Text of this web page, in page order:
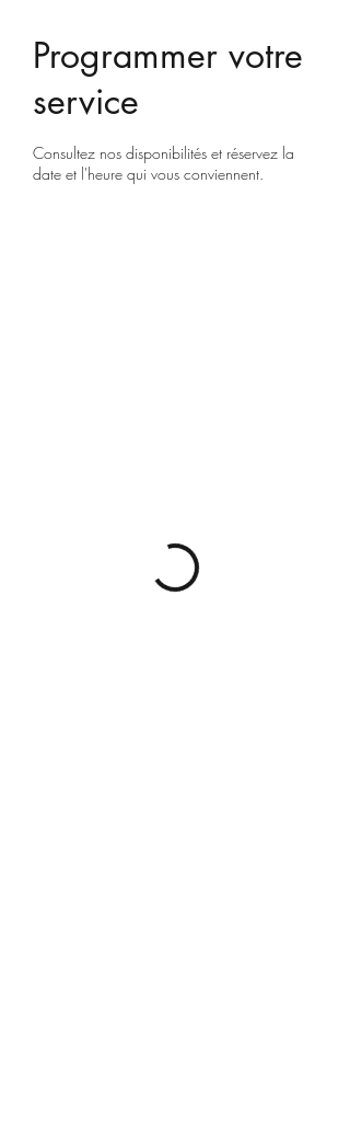
Programmer votre
service
Consultez nos disponibilités et réservez la
date et l'heure qui vous conviennent.